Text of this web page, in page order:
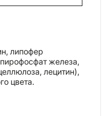
липофер
железа,
лецитин),
цвета.